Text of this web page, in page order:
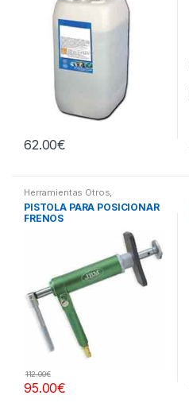
62.00€
Herramientas Otros,
Herramientas Frenos y
Refrigeración
PISTOLA PARA POSICIONAR
FRENOS
95.00€
112.00€